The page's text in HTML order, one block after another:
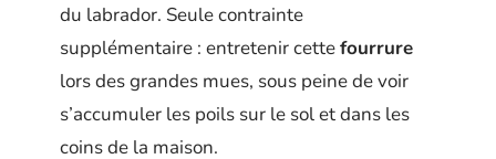
du labrador. Seule contrainte
supplémentaire : entretenir cettefourrure
lors des grandes mues, sous peine de voir
s’accumuler les poils sur le sol et dans les
coins de la maison.